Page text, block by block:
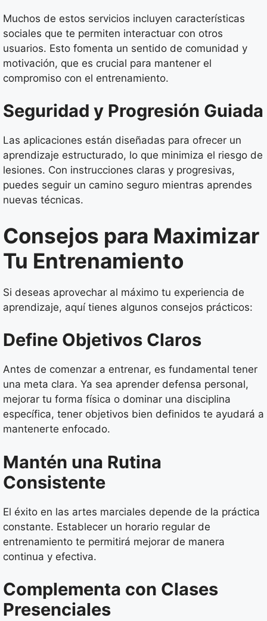
Muchos de estos servicios incluyen características
sociales que te permiten interactuar con otros
usuarios. Esto fomenta un sentido de comunidad y
motivación, que es crucial para mantener el
compromiso con el entrenamiento.
Seguridad y Progresión Guiada
Las aplicaciones están diseñadas para ofrecer un
aprendizaje estructurado, lo que minimiza el riesgo de
lesiones. Con instrucciones claras y progresivas,
puedes seguir un camino seguro mientras aprendes
nuevas técnicas.
Consejos para Maximizar
Tu Entrenamiento
Si deseas aprovechar al máximo tu experiencia de
aprendizaje, aquí tienes algunos consejos prácticos:
Define Objetivos Claros
Antes de comenzar a entrenar, es fundamental tener
una meta clara. Ya sea aprender defensa personal,
mejorar tu forma física o dominar una disciplina
específica, tener objetivos bien definidos te ayudará a
mantenerte enfocado.
Mantén una Rutina
Consistente
El éxito en las artes marciales depende de la práctica
constante. Establecer un horario regular de
entrenamiento te permitirá mejorar de manera
continua y efectiva.
Complementa con Clases
Presenciales